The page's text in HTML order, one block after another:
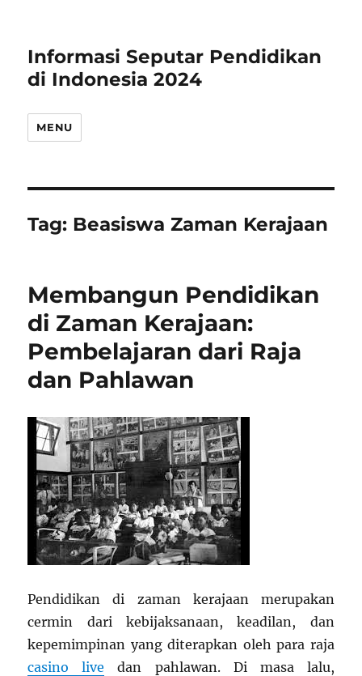
Informasi Seputar Pendidikan
di Indonesia 2024
MENU
Tag: Beasiswa Zaman Kerajaan
Membangun Pendidikan
di Zaman Kerajaan:
Pembelajaran dari Raja
dan Pahlawan
Pendidikan di zaman kerajaan merupakan
cermin dari kebijaksanaan, keadilan, dan
kepemimpinan yang diterapkan oleh para raja
casino live dan pahlawan. Di masa lalu,